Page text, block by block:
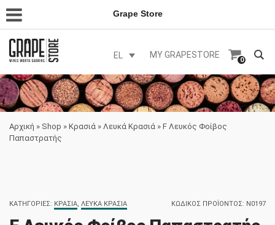
Grape Store
EL MY GRAPESTORE
0
Αρχική » Shop » Κρασιά » Λευκά Κρασιά » F Λευκός Φοίβος
Παπαστρατής
ΚΩΔΙΚΌΣ ΠΡΟΪΌΝΤΟΣ: N0197
ΚΑΤΗΓΟΡΊΕΣ: ΚΡΑΣΙΆ, ΛΕΥΚΆ ΚΡΑΣΙΆ